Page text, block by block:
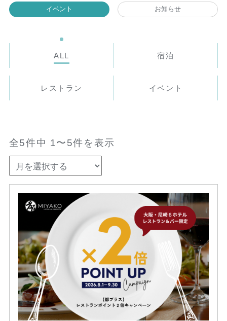
イベント お知らせ
ALL 宿泊
レストラン イベント
全5件中 1〜5件を表示